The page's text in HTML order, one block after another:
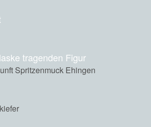
tragenden Figur
Spritzenmuck Ehingen